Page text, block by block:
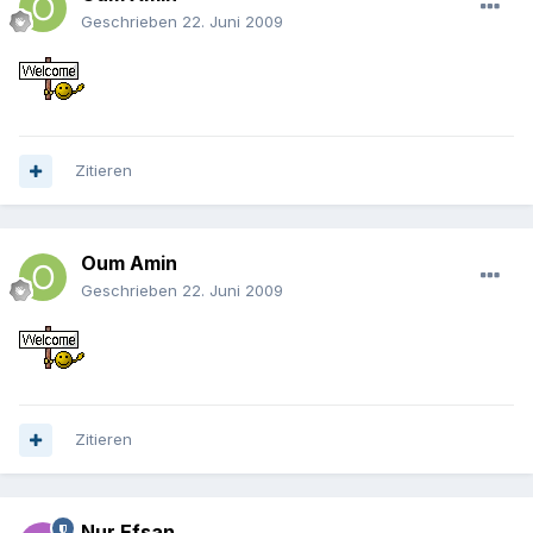
Geschrieben 22. Juni 2009
Zitieren
Oum Amin
Geschrieben 22. Juni 2009
Zitieren